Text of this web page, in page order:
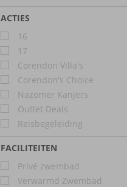
ACTIES
16
17
Corendon Villa's
Corendon's Choice
Nazomer Kanjers
Outlet Deals
Reisbegeleiding
FACILITEITEN
Privé zwembad
Verwarmd Zwembad